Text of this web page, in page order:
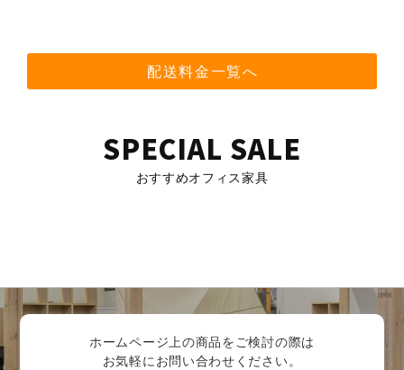
配送料金一覧へ
SPECIAL SALE
おすすめオフィス家具
ホームページ上の商品をご検討の際は
お気軽にお問い合わせください。